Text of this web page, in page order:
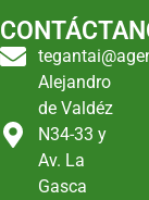
Alejandro
de Valdéz
N34-33 y
Av. La
Gasca